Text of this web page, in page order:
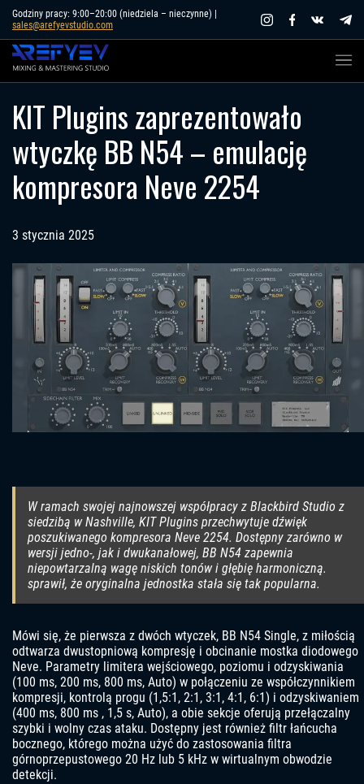
Skip
content
Godziny pracy: 9:00–20:00 (niedziela – nieczynne) |
sales@arefyevstudio.com
KIT Plugins zaprezentowało
wtyczkę BB N54 – emulację
kompresora Neve 2254
3 stycznia 2025
W ramach swojej najnowszej współpracy z Blackbird Studio z
siedzibą w Nashville, KIT Plugins przechwytuje dźwięk
poszukiwanego kompresora Neve 2254. Dostępny zarówno w
wersji jedno-, jak i dwukanałowej, BB N54 zapewnia
niepowtarzalną wagę niskich tonów i głębię harmoniczną.
sprawił, że oryginalna jednostka stała się tak popularna.
Mówi się, że pierwsza z dwóch wtyczek, BB N54 Single, z miłością
odtwarza dwustopniową kompresję i obcinanie mostka diodowego
Neve. Parametry limitera wejściowego, poziomu i odzyskiwania
(100 ms, 200 ms, 800 ms, Auto) w połączeniu ze współczynnikiem
kompresji, kontrolą progu (1,5:1, 2:1, 3:1, 4:1, 6:1) i odzyskiwaniem
(400 ms, 800 ms , 1,5 s, Auto), a obie sekcje oferują przełączalny
szybki i wolny czas ataku. Dostępny jest również filtr łańcucha
bocznego, którego można użyć do zastosowania filtra
górnoprzepustowego 20 Hz lub 5 kHz w wirtualnym obwodzie
detekcji.